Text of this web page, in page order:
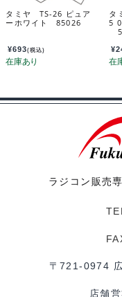
タミヤ TS-26 ピュア
ーホワイト 85026
¥693(税込)
タ
5
¥
ラジコン販売
〒721-0974
店舗